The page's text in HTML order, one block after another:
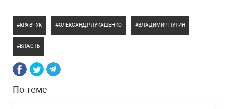
КРАВЧУК ОЛЕКСАНДР ЛУКАШЕНКО ВЛАДИМИР ПУТИН
ВЛАСТЬ
По теме